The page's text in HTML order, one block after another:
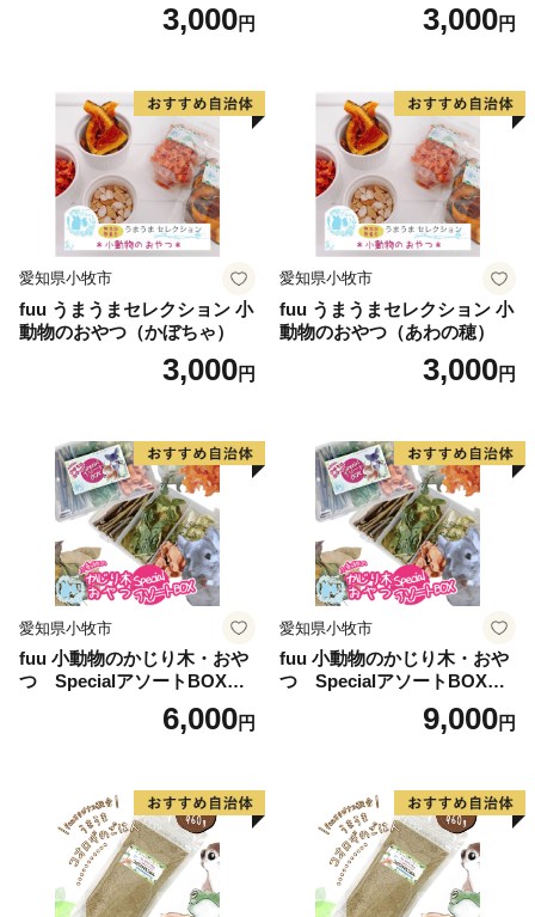
3,000円 3,000円
愛知県小牧市
fuu うまうまセレクション 小
動物のおやつ（かぼちゃ）
3,000円
愛知県小牧市
fuu うまうまセレクション 小
動物のおやつ（あわの穂）
3,000円
愛知県小牧市
fuu 小動物のかじり木・おや
つ SpecialアソートBOX（1
6,000円
愛知県小牧市
fuu 小動物のかじり木・おや
つ SpecialアソートBOX（2
9,000円